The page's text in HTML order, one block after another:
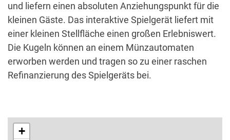
und liefern einen absoluten Anziehungspunkt für die
kleinen Gäste. Das interaktive Spielgerät liefert mit
einer kleinen Stellfläche einen großen Erlebniswert.
Die Kugeln können an einem Münzautomaten
erworben werden und tragen so zu einer raschen
Refinanzierung des Spielgeräts bei.
+